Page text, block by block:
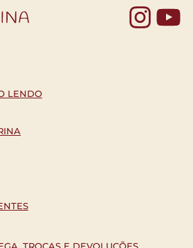
LENDO
TROCAS E DEVOLUÇÕES